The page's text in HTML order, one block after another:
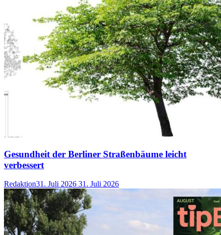
Gesundheit der Berliner Straßenbäume leicht
verbessert
Redaktion31. Juli 2026 31. Juli 2026